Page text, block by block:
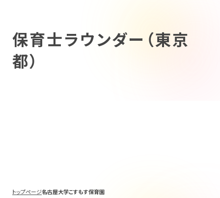
保育士ラウンダー（東京
都）
トップページ名古屋大学こすもす保育園